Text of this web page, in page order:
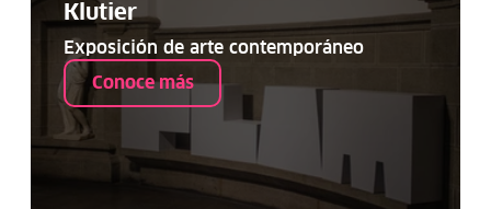
Klutier
Exposición de arte contemporáneo
Conoce más